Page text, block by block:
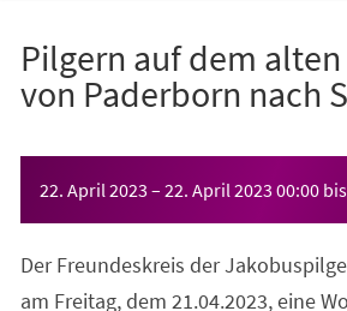
Pilgern auf dem
von Paderborn nach
22. April 2023 – 22. April 2023 00:00 bis
Der Freundeskreis der
am Freitag, dem 21.04.2023, eine